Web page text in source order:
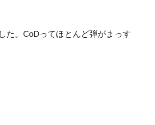
た。CoDってほとんど弾がまっす